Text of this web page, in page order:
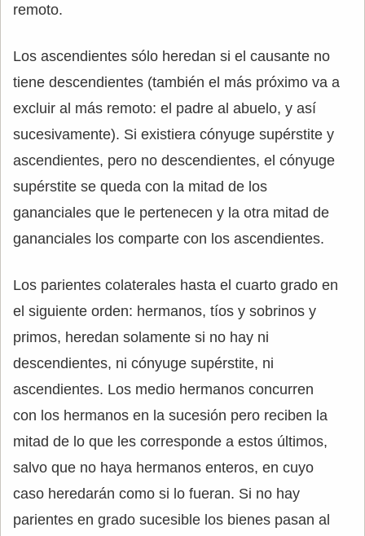
remoto.
Los ascendientes sólo heredan si el causante no
tiene descendientes (también el más próximo va a
excluir al más remoto: el padre al abuelo, y así
sucesivamente). Si existiera cónyuge supérstite y
ascendientes, pero no descendientes, el cónyuge
supérstite se queda con la mitad de los
gananciales que le pertenecen y la otra mitad de
gananciales los comparte con los ascendientes.
Los parientes colaterales hasta el cuarto grado en
el siguiente orden: hermanos, tíos y sobrinos y
primos, heredan solamente si no hay ni
descendientes, ni cónyuge supérstite, ni
ascendientes. Los medio hermanos concurren
con los hermanos en la sucesión pero reciben la
mitad de lo que les corresponde a estos últimos,
salvo que no haya hermanos enteros, en cuyo
caso heredarán como si lo fueran. Si no hay
parientes en grado sucesible los bienes pasan al